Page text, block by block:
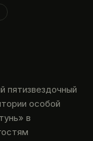
пятизвездочный
особой
в